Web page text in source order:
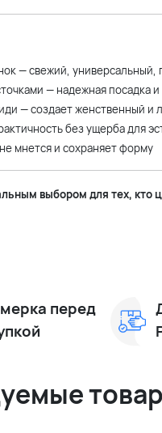
— свежий, универсальный,
— надежная посадка
— создает женственный и
без ущерба для
мнется и сохраняет форму
выбором для тех, кто
перед